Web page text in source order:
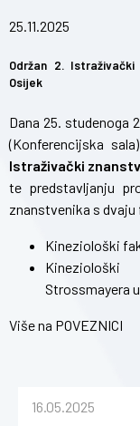
25.11.2025
Održan 2.
Osijek
Dana 25. studenoga
(Konferencijska
Istraživački
te predstavljanju
znanstvenika s
Kineziološki
Strossmayera
Više na POVEZNICI
16.05.2025